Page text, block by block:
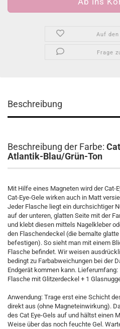
Auf
Frage
Beschreibung
Beschreibung der Farbe:
Atlantik-Blau/Grün-Ton
Mit Hilfe eines Magneten wird der Cat-
Cat-Eye-Gele wirken auch in Matt
Jeder Flasche liegt ein durchsichtiger
auf der unteren, glatten Seite mit der
und klebt diesen mittels Nagelkleber
den Flaschendeckel (die bemalte
befestigen). So sieht man mit einem
Flasche befindet. Wir weisen
bedingt zu Farbabweichungen bei der
Endgerät kommen kann.
Flasche mit Glitzerdeckel + 1
Anwendung: Trage erst eine Schicht
direkt aus (ohne Magneteinwirkung).
des Cat Eye-Gels auf und hältst einen
Weise über das noch feuchte Gel.